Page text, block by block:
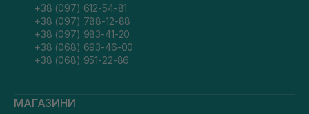
+38 (097) 612-54-81
+38 (097) 788-12-88
+38 (097) 983-41-20
+38 (068) 693-46-00
+38 (068) 951-22-86
МАГАЗИНИ